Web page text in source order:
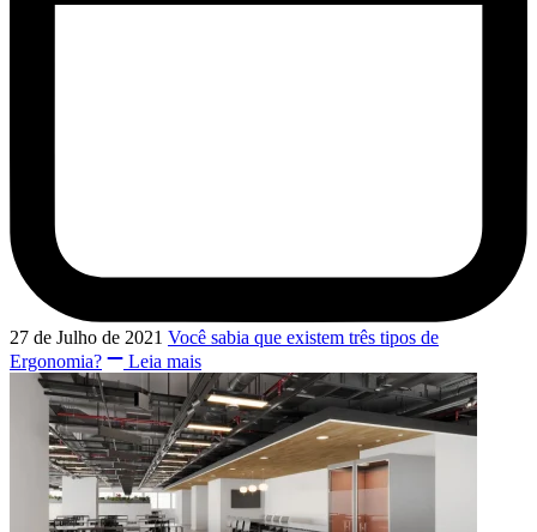
27 de Julho de 2021 Você sabia que existem três tipos de
Ergonomia?
Leia mais